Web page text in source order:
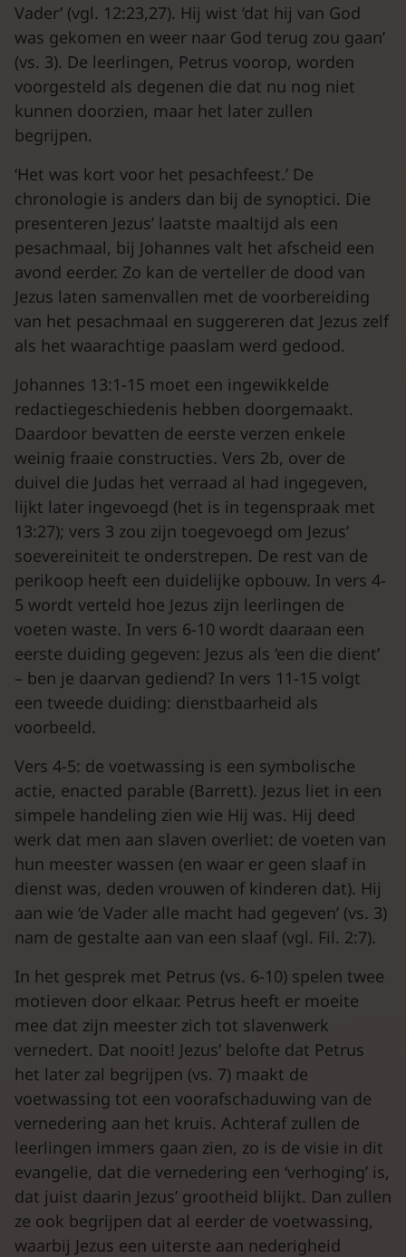
Vader’ (vgl. 12:23,27). Hij wist ‘dat hij van God
was gekomen en weer naar God terug zou gaan’
(vs. 3). De leerlingen, Petrus voorop, worden
voorgesteld als degenen die dat nu nog niet
kunnen doorzien, maar het later zullen
begrijpen.
‘Het was kort voor het pesachfeest.’ De
chronologie is anders dan bij de synoptici. Die
presenteren Jezus’ laatste maaltijd als een
pesachmaal, bij Johannes valt het afscheid een
avond eerder. Zo kan de verteller de dood van
Jezus laten samenvallen met de voorbereiding
van het pesachmaal en suggereren dat Jezus zelf
als het waarachtige paaslam werd gedood.
Johannes 13:1-15 moet een ingewikkelde
redactiegeschiedenis hebben doorgemaakt.
Daardoor bevatten de eerste verzen enkele
weinig fraaie constructies. Vers 2b, over de
duivel die Judas het verraad al had ingegeven,
lijkt later ingevoegd (het is in tegenspraak met
13:27); vers 3 zou zijn toegevoegd om Jezus’
soevereiniteit te onderstrepen. De rest van de
perikoop heeft een duidelijke opbouw. In vers 4-
5 wordt verteld hoe Jezus zijn leerlingen de
voeten waste. In vers 6-10 wordt daaraan een
eerste duiding gegeven: Jezus als ‘een die dient’
– ben je daarvan gediend? In vers 11-15 volgt
een tweede duiding: dienstbaarheid als
voorbeeld.
Vers 4-5: de voetwassing is een symbolische
actie, enacted parable (Barrett). Jezus liet in een
simpele handeling zien wie Hij was. Hij deed
werk dat men aan slaven overliet: de voeten van
hun meester wassen (en waar er geen slaaf in
dienst was, deden vrouwen of kinderen dat). Hij
aan wie ‘de Vader alle macht had gegeven’ (vs. 3)
nam de gestalte aan van een slaaf (vgl. Fil. 2:7).
In het gesprek met Petrus (vs. 6-10) spelen twee
motieven door elkaar. Petrus heeft er moeite
mee dat zijn meester zich tot slavenwerk
vernedert. Dat nooit! Jezus’ belofte dat Petrus
het later zal begrijpen (vs. 7) maakt de
voetwassing tot een voorafschaduwing van de
vernedering aan het kruis. Achteraf zullen de
leerlingen immers gaan zien, zo is de visie in dit
evangelie, dat die vernedering een ‘verhoging’ is,
dat juist daarin Jezus’ grootheid blijkt. Dan zullen
ze ook begrijpen dat al eerder de voetwassing,
waarbij Jezus een uiterste aan nederigheid